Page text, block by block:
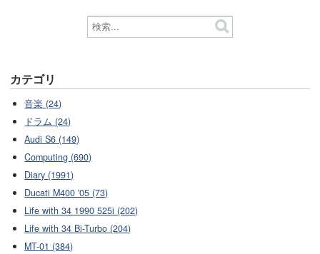
カテゴリ
音楽 (24)
ドラム (24)
Audi S6 (149)
Computing (690)
Diary (1991)
Ducati M400 '05 (73)
Life with 34 1990 525i (202)
Life with 34 Bi-Turbo (204)
MT-01 (384)